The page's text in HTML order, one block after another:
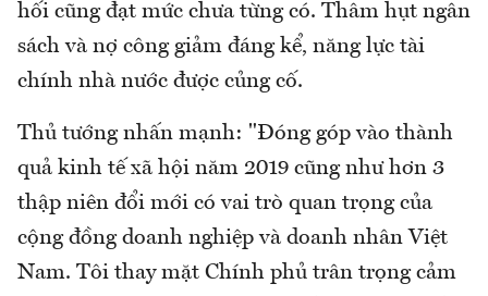
hối cũng đạt mức chưa từng có. Thâm hụt ngân
sách và nợ công giảm đáng kể, năng lực tài
chính nhà nước được củng cố.
Thủ tướng nhấn mạnh: "Đóng góp vào thành
quả kinh tế xã hội năm 2019 cũng như hơn 3
thập niên đổi mới có vai trò quan trọng của
cộng đồng doanh nghiệp và doanh nhân Việt
Nam. Tôi thay mặt Chính phủ trân trọng cảm